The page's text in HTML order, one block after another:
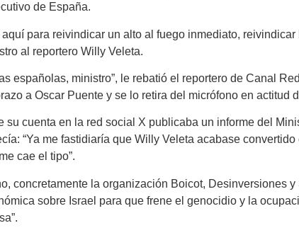
de España.
para reivindicar un alto al fuego inmediato,
al reportero Willy Veleta.
españolas, ministro”, le rebatió el reportero de Canal
a Oscar Puente y se lo retira del micrófono en actitud
su cuenta en la red social X publicaba un informe del
“Ya me fastidiaría que Willy Veleta acabase
cae el tipo”.
concretamente la organización Boicot, Desinversiones
sobre Israel para que frene el genocidio y la